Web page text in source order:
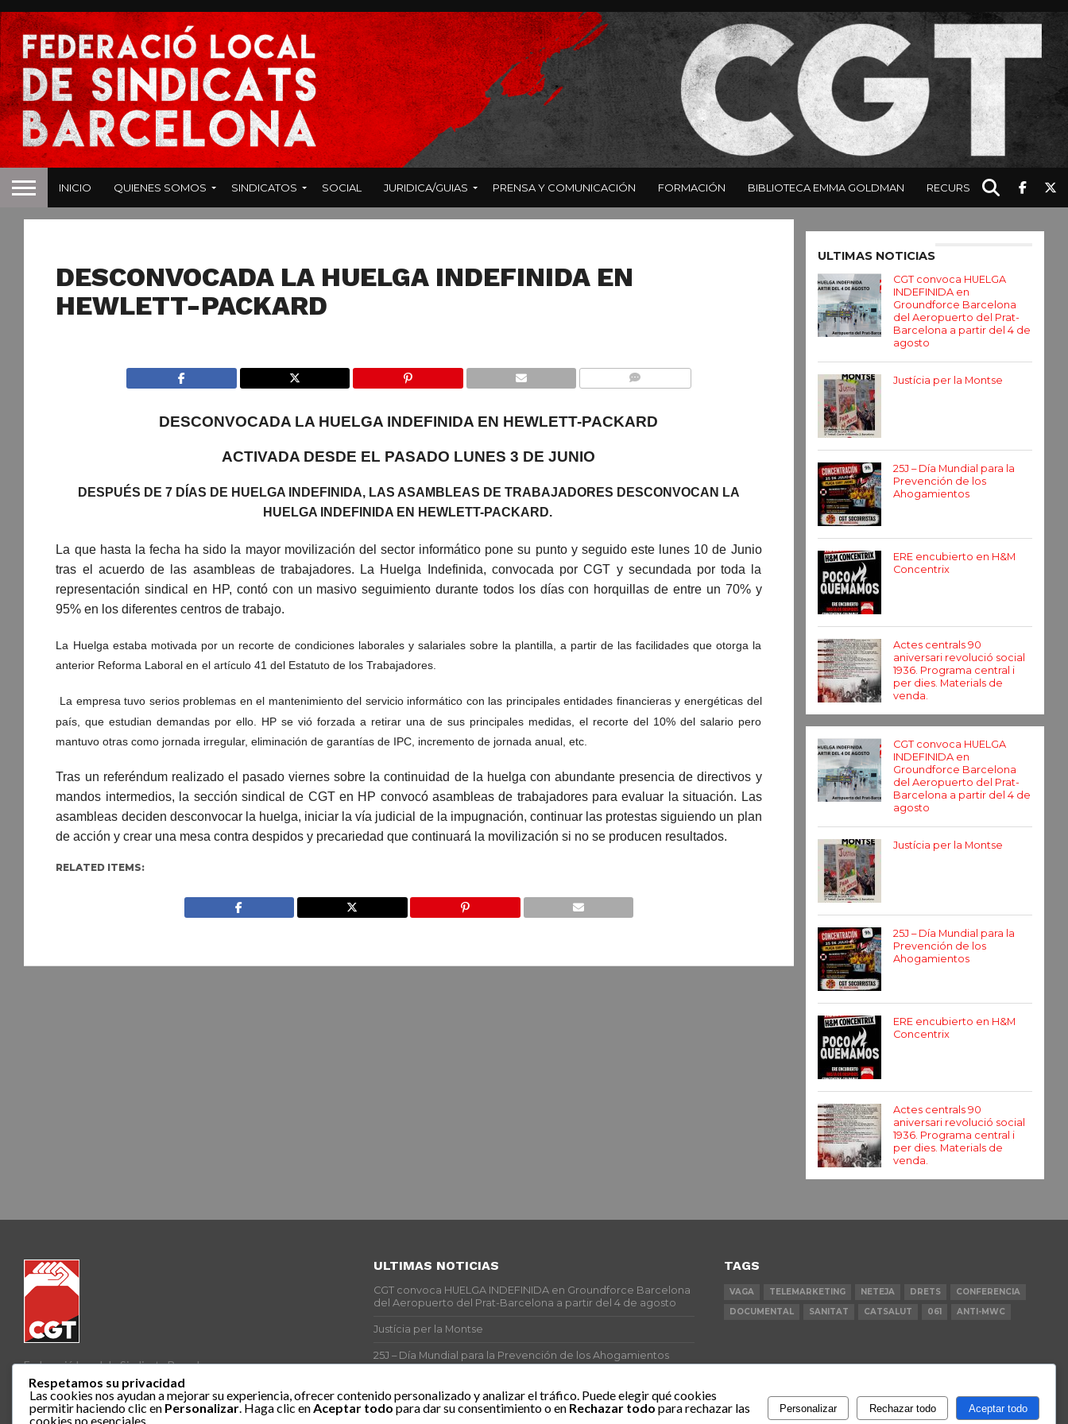
INICIO QUIENES SOMOS SINDICATOS SOCIAL JURIDICA/GUIAS PRENSA Y COMUNICACIÓN FORMACIÓN BIBLIOTECA EMMA GOLDMAN RECURSOS
DESCONVOCADA LA HUELGA INDEFINIDA EN
HEWLETT-PACKARD
DESCONVOCADA LA HUELGA INDEFINIDA EN HEWLETT-PACKARD
ACTIVADA DESDE EL PASADO LUNES 3 DE JUNIO
DESPUÉS DE 7 DÍAS DE HUELGA INDEFINIDA, LAS ASAMBLEAS DE TRABAJADORES DESCONVOCAN LA
HUELGA INDEFINIDA EN HEWLETT-PACKARD.
La que hasta la fecha ha sido la mayor movilización del sector informático pone su punto y seguido este lunes 10 de Junio
tras el acuerdo de las asambleas de trabajadores. La Huelga Indefinida, convocada por CGT y secundada por toda la
representación sindical en HP, contó con un masivo seguimiento durante todos los días con horquillas de entre un 70% y
95% en los diferentes centros de trabajo.
La Huelga estaba motivada por un recorte de condiciones laborales y salariales sobre la plantilla, a partir de las facilidades que otorga la
anterior Reforma Laboral en el artículo 41 del Estatuto de los Trabajadores.
La empresa tuvo serios problemas en el mantenimiento del servicio informático con las principales entidades financieras y energéticas del
país, que estudian demandas por ello. HP se vió forzada a retirar una de sus principales medidas, el recorte del 10% del salario pero
mantuvo otras como jornada irregular, eliminación de garantías de IPC, incremento de jornada anual, etc.
Tras un referéndum realizado el pasado viernes sobre la continuidad de la huelga con abundante presencia de directivos y
mandos intermedios, la sección sindical de CGT en HP convocó asambleas de trabajadores para evaluar la situación. Las
asambleas deciden desconvocar la huelga, iniciar la vía judicial de la impugnación, continuar las protestas siguiendo un plan
de acción y crear una mesa contra despidos y precariedad que continuará la movilización si no se producen resultados.
RELATED ITEMS:
ULTIMAS NOTICIAS
CGT convoca HUELGA
INDEFINIDA en
Groundforce Barcelona
del Aeropuerto del Prat-
Barcelona a partir del 4 de
agosto
Justícia per la Montse
25J – Día Mundial para la
Prevención de los
Ahogamientos
ERE encubierto en H&M
Concentrix
Actes centrals 90
aniversari revolució social
1936. Programa central i
per dies. Materials de
venda.
CGT convoca HUELGA
INDEFINIDA en
Groundforce Barcelona
del Aeropuerto del Prat-
Barcelona a partir del 4 de
agosto
Justícia per la Montse
25J – Día Mundial para la
Prevención de los
Ahogamientos
ERE encubierto en H&M
Concentrix
Actes centrals 90
aniversari revolució social
1936. Programa central i
per dies. Materials de
venda.
Federació Local de Sindicats Barcelona
ULTIMAS NOTICIAS
CGT convoca HUELGA INDEFINIDA en Groundforce Barcelona
del Aeropuerto del Prat-Barcelona a partir del 4 de agosto
Justícia per la Montse
25J – Día Mundial para la Prevención de los Ahogamientos
Actes centrals 90 aniversari revolució social 1936. Programa
TAGS
VAGA TELEMARKETING NETEJA DRETS
CONFERENCIA
DOCUMENTAL
SANITAT CATSALUT 061 ANTI-MWC
Respetamos su privacidad
Las cookies nos ayudan a mejorar su experiencia, ofrecer contenido personalizado y analizar el tráfico. Puede elegir qué cookies
permitir haciendo clic en Personalizar. Haga clic enAceptar todopara dar su consentimiento o en Rechazar todopara rechazar las
cookies no esenciales.
Personalizar Rechazar todo Aceptar todo